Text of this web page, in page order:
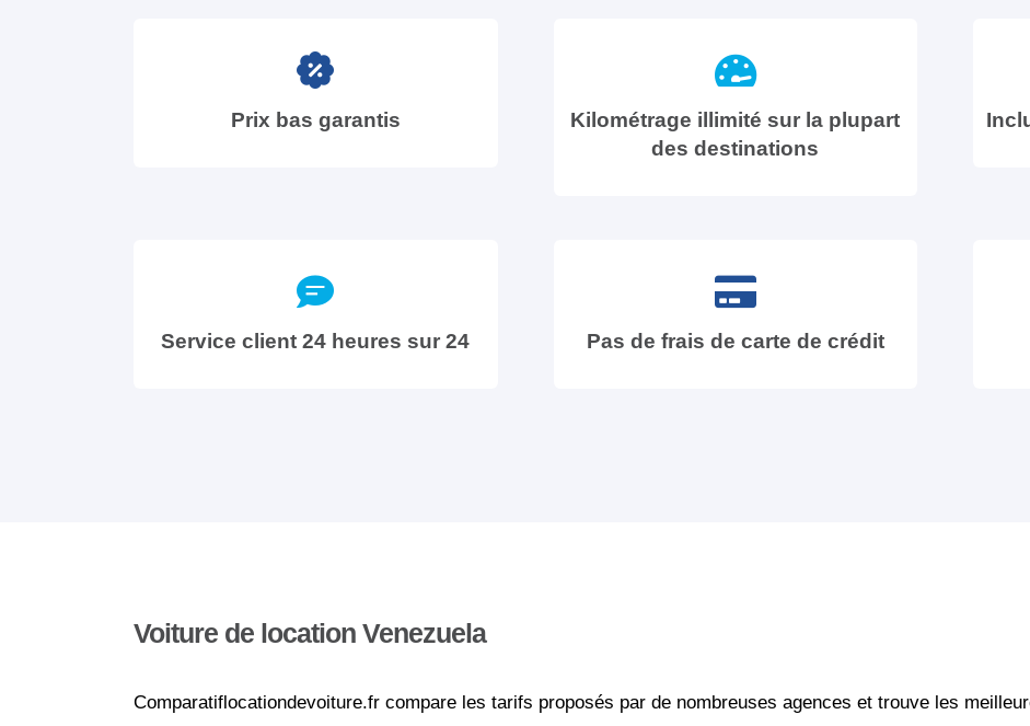
Prix bas garantis
Kilométrage illimité sur la plupart
des destinations
Service client 24 heures sur 24 Pas de frais de carte de crédit
Voiture de location Venezuela
Comparatiflocationdevoiture.fr compare les tarifs proposés par de nombreuses agences et trouve les